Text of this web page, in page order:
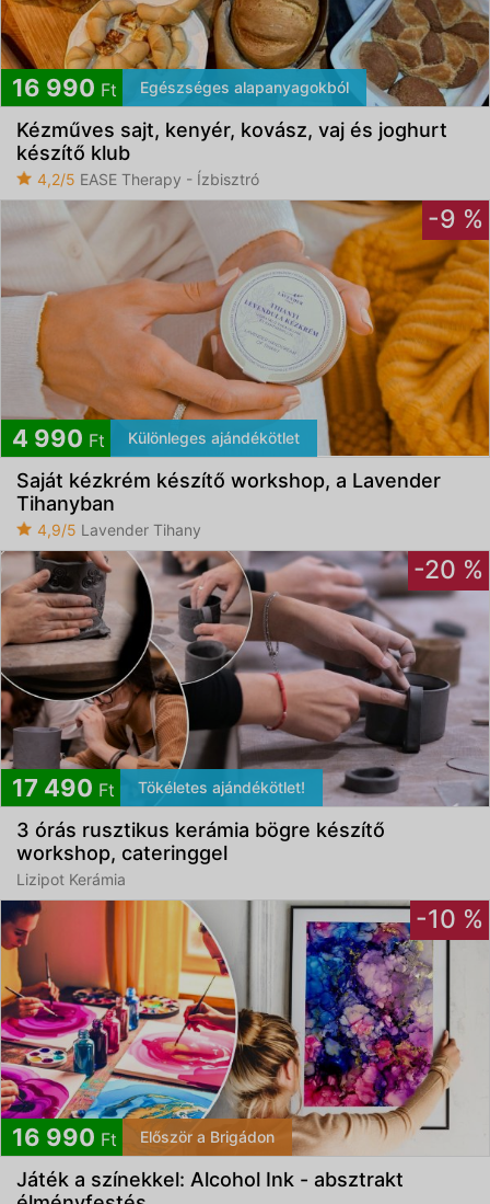
16 990 Ft Egészséges alapanyagokból
Kézműves sajt, kenyér, kovász, vaj és joghurt
készítő klub
4,2/5 EASE Therapy - Ízbisztró
-9 %
4 990 Ft Különleges ajándékötlet
Saját kézkrém készítő workshop, a Lavender
Tihanyban
4,9/5 Lavender Tihany
-20 %
17 490 Ft Tökéletes ajándékötlet!
3 órás rusztikus kerámia bögre készítő
workshop, cateringgel
Lizipot Kerámia
-10 %
16 990 Ft Először a Brigádon
Játék a színekkel: Alcohol Ink - absztrakt